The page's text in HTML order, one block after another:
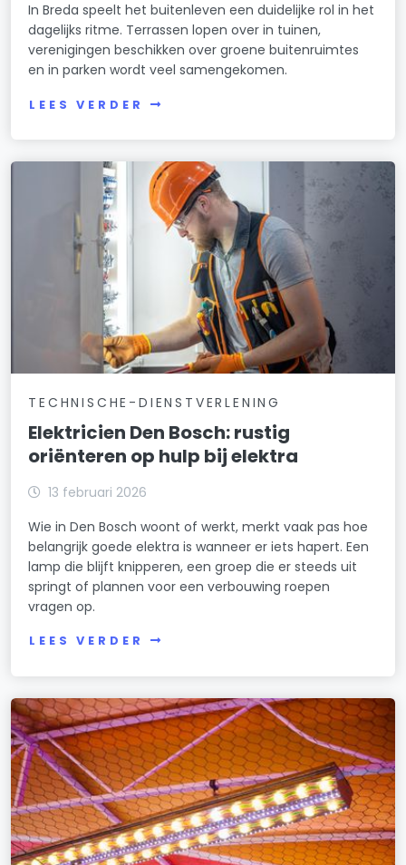
In Breda speelt het buitenleven een duidelijke rol in het
dagelijks ritme. Terrassen lopen over in tuinen,
verenigingen beschikken over groene buitenruimtes
en in parken wordt veel samengekomen.
LEES VERDER
TECHNISCHE-DIENSTVERLENING
Elektricien Den Bosch: rustig
oriënteren op hulp bij elektra
13 februari 2026
Wie in Den Bosch woont of werkt, merkt vaak pas hoe
belangrijk goede elektra is wanneer er iets hapert. Een
lamp die blijft knipperen, een groep die er steeds uit
springt of plannen voor een verbouwing roepen
vragen op.
LEES VERDER